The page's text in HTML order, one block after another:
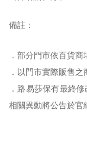
備註：
．部分門市依百貨
．以門市實際販售之
．路易莎保有最終
相關異動將公告於官